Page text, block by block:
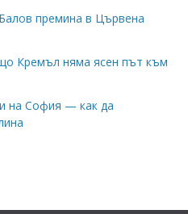
премина в Цървена
Кремъл няма ясен път към
на София — как да